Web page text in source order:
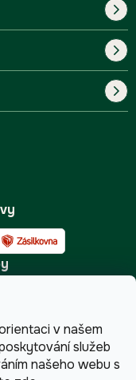
v našem
služeb
našeho webu s